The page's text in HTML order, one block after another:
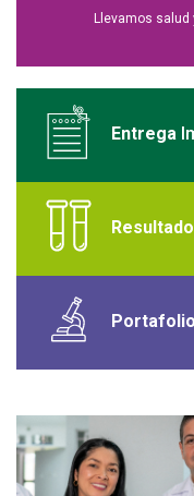
Llevamos salud
Entrega
Portafolio